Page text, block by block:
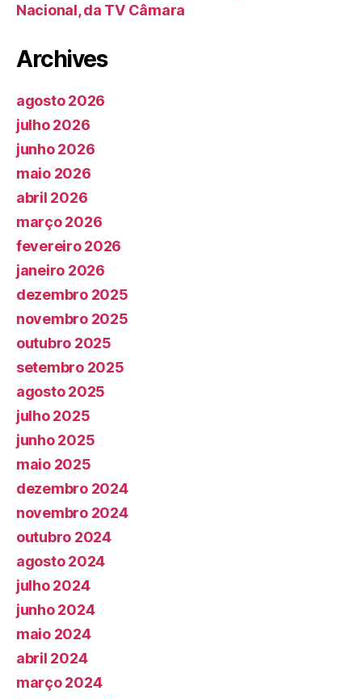
Nacional, da TV Câmara
Archives
agosto 2026
julho 2026
junho 2026
maio 2026
abril 2026
março 2026
fevereiro 2026
janeiro 2026
dezembro 2025
novembro 2025
outubro 2025
setembro 2025
agosto 2025
julho 2025
junho 2025
maio 2025
dezembro 2024
novembro 2024
outubro 2024
agosto 2024
julho 2024
junho 2024
maio 2024
abril 2024
março 2024